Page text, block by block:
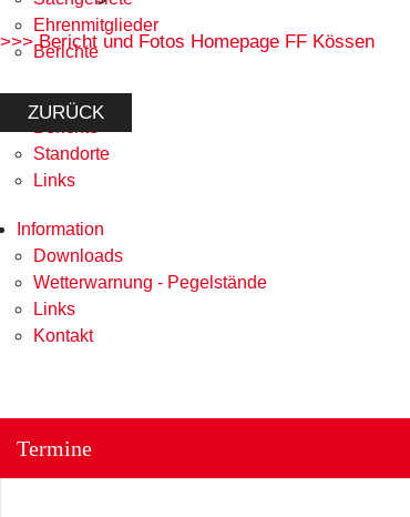
Ehrenmitglieder
Berichte
Feuerwehren
Standorte
Links
Information
Downloads
Wetterwarnung - Pegelstände
Links
Kontakt
>>> Bericht und Fotos Homepage FF Kössen
ZURÜCK
Termine